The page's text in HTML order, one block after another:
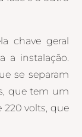
chave geral
a instalação.
se separam
que tem um
220 volts, que